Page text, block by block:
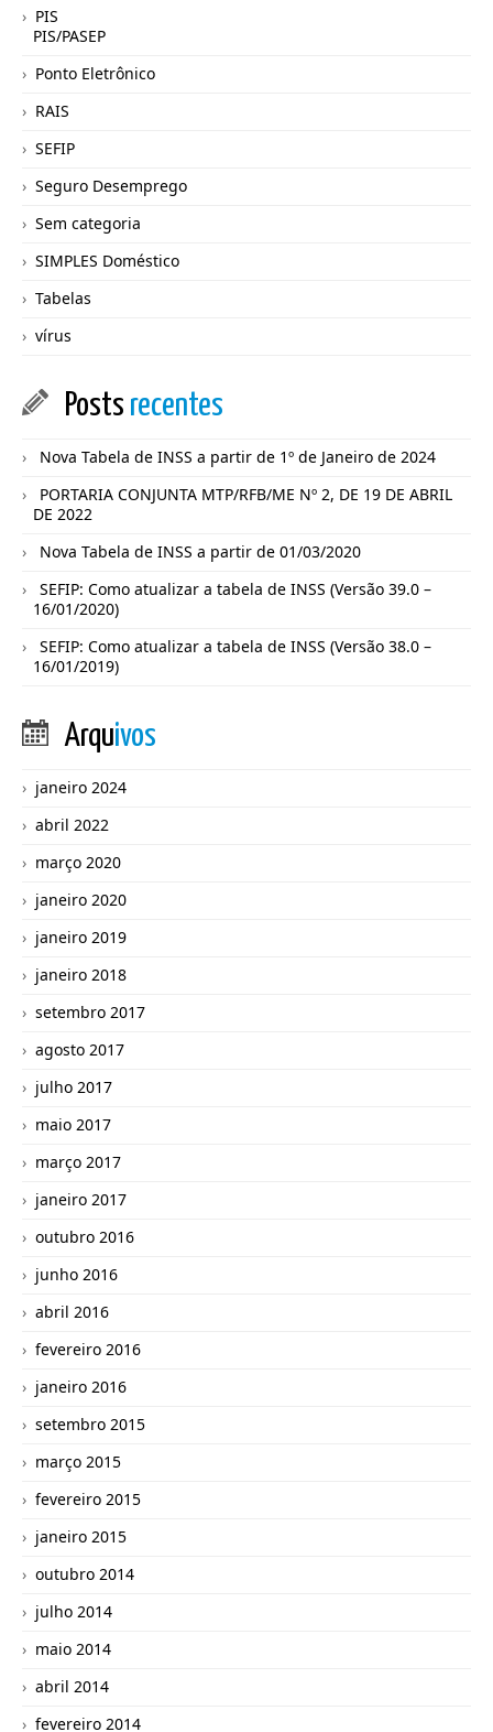
PIS
PIS/PASEP
Ponto Eletrônico
RAIS
SEFIP
Seguro Desemprego
Sem categoria
SIMPLES Doméstico
Tabelas
vírus
Posts recentes
Nova Tabela de INSS a partir de 1º de Janeiro de 2024
PORTARIA CONJUNTA MTP/RFB/ME Nº 2, DE 19 DE ABRIL
DE 2022
Nova Tabela de INSS a partir de 01/03/2020
SEFIP: Como atualizar a tabela de INSS (Versão 39.0 –
16/01/2020)
SEFIP: Como atualizar a tabela de INSS (Versão 38.0 –
16/01/2019)
Arquivos
janeiro 2024
abril 2022
março 2020
janeiro 2020
janeiro 2019
janeiro 2018
setembro 2017
agosto 2017
julho 2017
maio 2017
março 2017
janeiro 2017
outubro 2016
junho 2016
abril 2016
fevereiro 2016
janeiro 2016
setembro 2015
março 2015
fevereiro 2015
janeiro 2015
outubro 2014
julho 2014
maio 2014
abril 2014
fevereiro 2014